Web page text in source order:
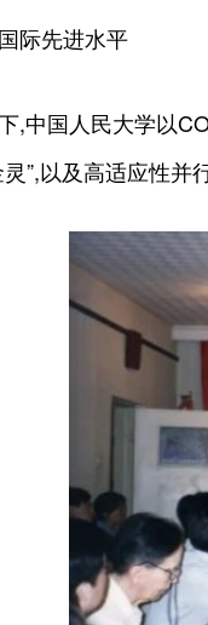
际先进水平
,中国人民大学以
”,以及高适应性并